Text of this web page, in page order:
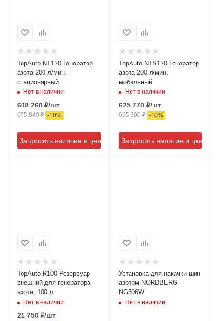
TopAuto NT120 Генератор
азота 200 л/мин.
стационарный
Нет в наличии
608 260 ₽/шт
675 840₽ -10%
Запросить наличие и цену
TopAuto NTS120 Генератор
азота 200 л/мин.
мобильный
Нет в наличии
625 770₽/шт
695 300₽ -10%
Запросить наличие и цену
TopAuto R100 Резервуар
внешний для генератора
азота, 100 л.
Нет в наличии
21 750 ₽/шт
Установка для накачки шин
азотом NORDBERG
NG506W
Нет в наличии